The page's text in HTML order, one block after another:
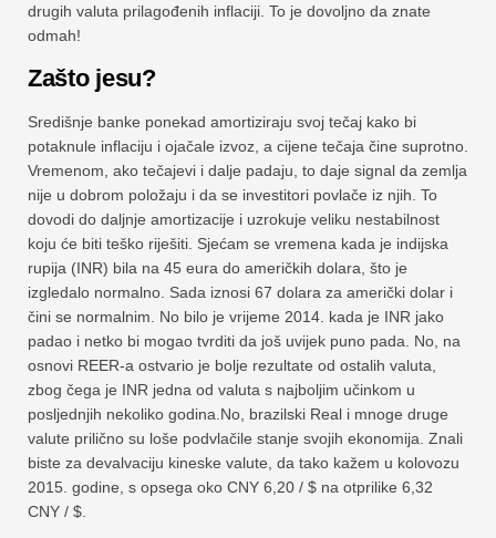
drugih valuta prilagođenih inflaciji. To je dovoljno da znate
odmah!
Zašto jesu?
Središnje banke ponekad amortiziraju svoj tečaj kako bi
potaknule inflaciju i ojačale izvoz, a cijene tečaja čine suprotno.
Vremenom, ako tečajevi i dalje padaju, to daje signal da zemlja
nije u dobrom položaju i da se investitori povlače iz njih. To
dovodi do daljnje amortizacije i uzrokuje veliku nestabilnost
koju će biti teško riješiti. Sjećam se vremena kada je indijska
rupija (INR) bila na 45 eura do američkih dolara, što je
izgledalo normalno. Sada iznosi 67 dolara za američki dolar i
čini se normalnim. No bilo je vrijeme 2014. kada je INR jako
padao i netko bi mogao tvrditi da još uvijek puno pada. No, na
osnovi REER-a ostvario je bolje rezultate od ostalih valuta,
zbog čega je INR jedna od valuta s najboljim učinkom u
posljednjih nekoliko godina.No, brazilski Real i mnoge druge
valute prilično su loše podvlačile stanje svojih ekonomija. Znali
biste za devalvaciju kineske valute, da tako kažem u kolovozu
2015. godine, s opsega oko CNY 6,20 / $ na otprilike 6,32
CNY / $.